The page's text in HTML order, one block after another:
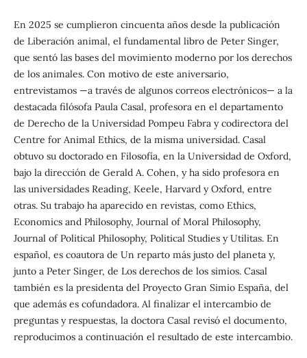
En 2025 se cumplieron cincuenta años desde la publicación
de Liberación animal, el fundamental libro de Peter Singer,
que sentó las bases del movimiento moderno por los derechos
de los animales. Con motivo de este aniversario,
entrevistamos —a través de algunos correos electrónicos— a la
destacada filósofa Paula Casal, profesora en el departamento
de Derecho de la Universidad Pompeu Fabra y codirectora del
Centre for Animal Ethics, de la misma universidad. Casal
obtuvo su doctorado en Filosofía, en la Universidad de Oxford,
bajo la dirección de Gerald A. Cohen, y ha sido profesora en
las universidades Reading, Keele, Harvard y Oxford, entre
otras. Su trabajo ha aparecido en revistas, como Ethics,
Economics and Philosophy, Journal of Moral Philosophy,
Journal of Political Philosophy, Political Studies y Utilitas. En
español, es coautora de Un reparto más justo del planeta y,
junto a Peter Singer, de Los derechos de los simios. Casal
también es la presidenta del Proyecto Gran Simio España, del
que además es cofundadora. Al finalizar el intercambio de
preguntas y respuestas, la doctora Casal revisó el documento,
reproducimos a continuación el resultado de este intercambio.